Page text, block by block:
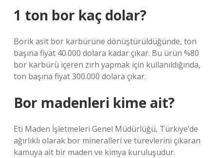
1 ton bor kaç dolar?
Borik asit bor karbürüne dönüştürüldüğünde, ton
başına fiyat 40.000 dolara kadar çıkar. Bu ürün %80
bor karbürü içeren zırh yapmak için kullanıldığında,
ton başına fiyat 300.000 dolara çıkar.
Bor madenleri kime ait?
Eti Maden İşletmeleri Genel Müdürlüğü, Türkiye’de
ağırlıklı olarak bor mineralleri ve türevlerini çıkaran
kamuya ait bir maden ve kimya kuruluşudur.